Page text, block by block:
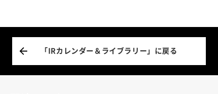
「IRカレンダー＆ライブラリー」に戻る